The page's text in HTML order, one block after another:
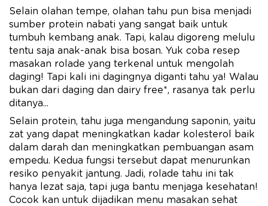
Selain olahan tempe, olahan tahu pun bisa menjadi
sumber protein nabati yang sangat baik untuk
tumbuh kembang anak. Tapi, kalau digoreng melulu
tentu saja anak-anak bisa bosan. Yuk coba resep
masakan rolade yang terkenal untuk mengolah
daging! Tapi kali ini dagingnya diganti tahu ya! Walau
bukan dari daging dan dairy free*, rasanya tak perlu
ditanya...
Selain protein, tahu juga mengandung saponin, yaitu
zat yang dapat meningkatkan kadar kolesterol baik
dalam darah dan meningkatkan pembuangan asam
empedu. Kedua fungsi tersebut dapat menurunkan
resiko penyakit jantung. Jadi, rolade tahu ini tak
hanya lezat saja, tapi juga bantu menjaga kesehatan!
Cocok kan untuk dijadikan menu masakan sehat